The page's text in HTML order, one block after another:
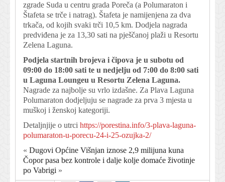
zgrade Suda u centru grada Poreča (a Polumaraton i
Štafeta se trče i natrag). Štafeta je namijenjena za dva
trkača, od kojih svaki trči 10,5 km. Dodjela nagrada
predviđena je za 13,30 sati na pješčanoj plaži u Resortu
Zelena Laguna.
Podjela startnih brojeva i čipova je u subotu od
09:00 do 18:00 sati te u nedjelju od 7:00 do 8:00 sati
u Laguna Loungeu u Resortu Zelena Laguna.
Nagrade za najbolje su vrlo izdašne. Za Plava Laguna
Polumaraton dodjeljuju se nagrade za prva 3 mjesta u
muškoj i ženskoj kategoriji.
Detaljnjije o utrci https://porestina.info/3-plava-laguna-
polumaraton-u-porecu-24-i-25-ozujka-2/
« Dugovi Općine Višnjan iznose 2,9 milijuna kuna
Čopor pasa bez kontrole i dalje kolje domaće životinje
po Vabrigi »